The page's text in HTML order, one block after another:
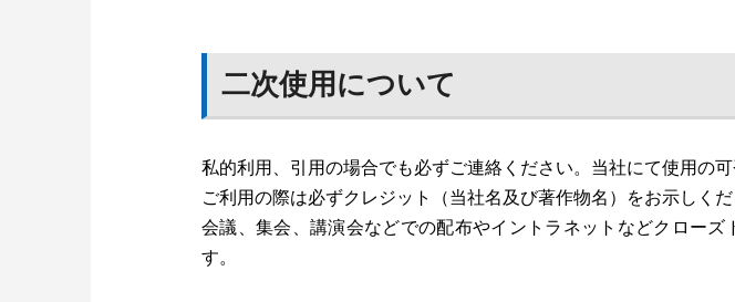
二次使用について
私的利用、引用の場合でも必ずご連絡ください。当社にて使用の
ご利用の際は必ずクレジット（当社名及び著作物名）をお示しく
会議、集会、講演会などでの配布やイントラネットなどクロー
す。